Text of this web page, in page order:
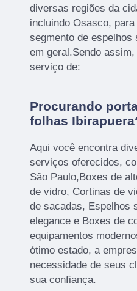
diversas regiões da
incluindo Osasco,
segmento de espelhos
em geral.Sendo
serviço de:
Procurando
folhas
Aqui você encontra
serviços oferecidos,
São Paulo,Boxes de
de vidro, Cortinas de
de sacadas, Espelhos
elegance e Boxes de
equipamentos
ótimo estado, a
necessidade de seus
sua confiança.